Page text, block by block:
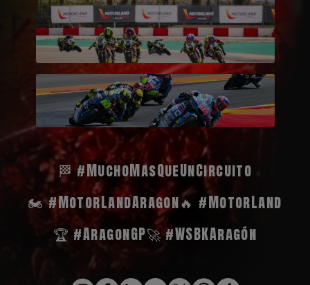
🏁 #MuchoMasQueUnCircuito
🏍️ #MotorLandAragon🔥 #MotorLand
🏆 #AragonGP🚀 #WSBKAragón